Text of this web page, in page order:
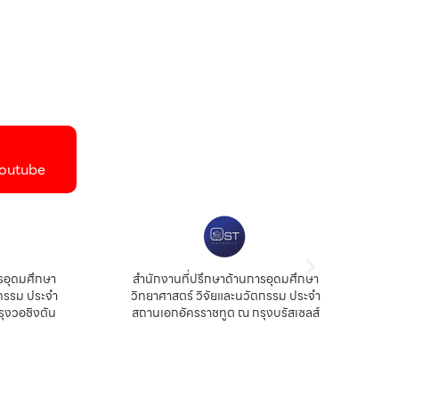
อุดมศึกษา
รม ประจำ
งวอชิงตัน
สำนักงานที่ปรึกษาด้านการอุดมศึกษา
วิทยาศาสตร์ วิจัยและนวัตกรรม ประจำ
สถานเอกอัครราชทูต ณ กรุงบรัสเซลส์